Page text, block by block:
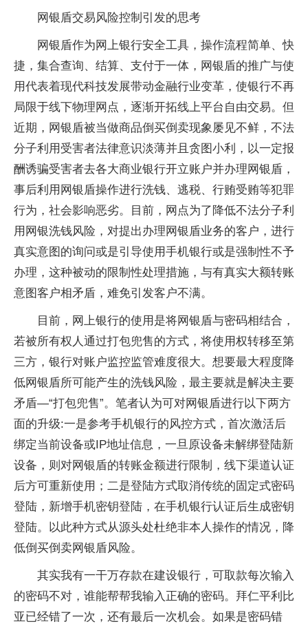
网银盾交易风险控制引发的思考
网银盾作为网上银行安全工具，操作流程简单、快
捷，集合查询、结算、支付于一体，网银盾的推广与使
用代表着现代科技发展带动金融行业变革，使银行不再
局限于线下物理网点，逐渐开拓线上平台自由交易。但
近期，网银盾被当做商品倒买倒卖现象屡见不鲜，不法
分子利用受害者法律意识淡薄并且贪图小利，以一定报
酬诱骗受害者去各大商业银行开立账户并办理网银盾，
事后利用网银盾操作进行洗钱、逃税、行贿受贿等犯罪
行为，社会影响恶劣。目前，网点为了降低不法分子利
用网银洗钱风险，对提出办理网银盾业务的客户，进行
真实意图的询问或是引导使用手机银行或是强制性不予
办理，这种被动的限制性处理措施，与有真实大额转账
意图客户相矛盾，难免引发客户不满。
目前，网上银行的使用是将网银盾与密码相结合，
若被所有权人通过打包兜售的方式，将使用权转移至第
三方，银行对账户监控监管难度很大。想要最大程度降
低网银盾所可能产生的洗钱风险，最主要就是解决主要
矛盾—“打包兜售”。笔者认为可对网银盾进行以下两方
面的升级:一是参考手机银行的风控方式，首次激活后
绑定当前设备或IP地址信息，一旦原设备未解绑登陆新
设备，则对网银盾的转账金额进行限制，线下渠道认证
后方可重新使用；二是登陆方式取消传统的固定式密码
登陆，新增手机密钥登陆，在手机银行认证后生成密钥
登陆。以此种方式从源头处杜绝非本人操作的情况，降
低倒买倒卖网银盾风险。
其实我有一干万存款在建设银行，可取款每次输入
的密码不对，谁能帮帮我输入正确的密码。拜仁平利比
亚已经错了一次，还有最后一次机会。如果是密码错